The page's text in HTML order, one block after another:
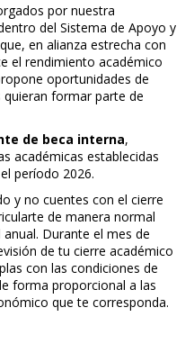
por nuestra
del Sistema de Apoyo y
en alianza estrecha con
el rendimiento académico
oportunidades de
quieran formar parte de
de beca interna,
académicas establecidas
período 2026.
y no cuentes con el cierre
de manera normal
Durante el mes de
de tu cierre académico
con las condiciones de
forma proporcional a las
que te corresponda.